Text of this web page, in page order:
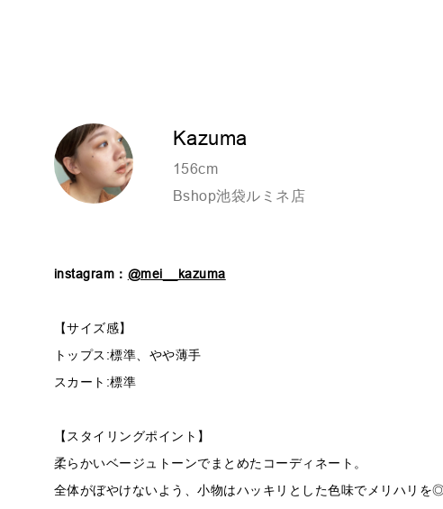
Kazuma
156cm
Bshop池袋ルミネ店
instagram： @mei__kazuma
【サイズ感】
トップス:標準、やや薄手
スカート:標準
【スタイリングポイント】
柔らかいベージュトーンでまとめたコーディネート。
全体がぼやけないよう、小物はハッキリとした色味でメリハリを